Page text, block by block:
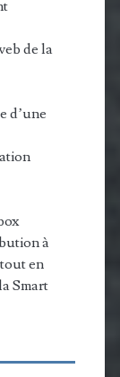
de la
d’une
à
en
Smart